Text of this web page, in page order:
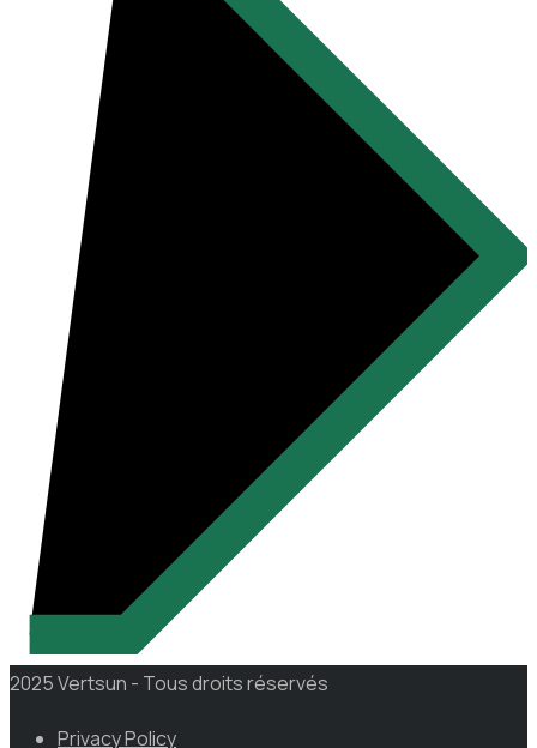
2025 Vertsun - Tous droits réservés
Privacy Policy